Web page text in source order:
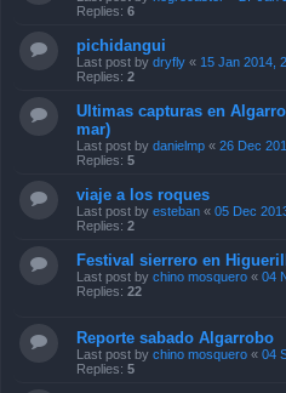
Replies: 6
pichidangui
Last post by dryfly « 15 Jan 2014,
Replies: 2
Ultimas capturas en
mar)
Last post by danielmp « 26 Dec
Replies: 5
viaje a los roques
Last post by esteban « 05 Dec
Replies: 2
Festival sierrero en
Last post by chino mosquero « 04
Replies: 22
Reporte sabado Algarrobo
Last post by chino mosquero « 04
Replies: 5